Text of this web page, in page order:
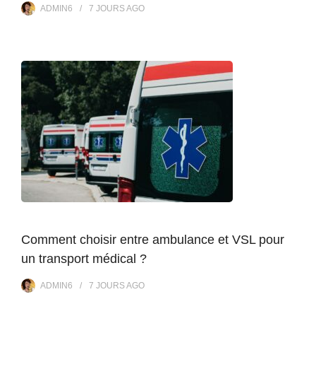
ADMIN6 7 JOURSAGO
Comment choisir entre ambulance et VSL pour
un transport médical ?
ADMIN6 7 JOURSAGO